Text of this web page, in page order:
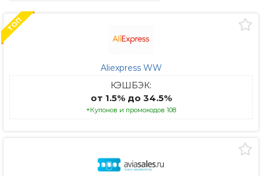
ТОП
Aliexpress WW
КЭШБЭК:
от 1.5% до 34.5%
+Купонов и промокодов 108